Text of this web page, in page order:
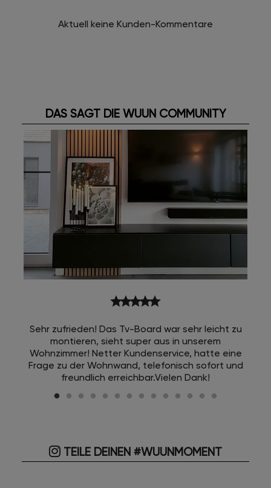
Aktuell keine Kunden-Kommentare
DAS SAGT DIE WUUN COMMUNITY
starstarstarstarstar
Sehr zufrieden! Das Tv-Board war sehr leicht zu
montieren, sieht super aus in unserem
Wohnzimmer! Netter Kundenservice, hatte eine
Frage zu der Wohnwand, telefonisch sofort und
freundlich erreichbar.Vielen Dank!
TEILE DEINEN #WUUNMOMENT